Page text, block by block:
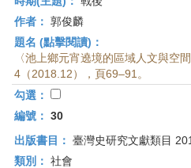
作者： 郭俊麟
題名 (點擊閱讀)：
〈池上鄉元宵遶境的區域人文與空
4（2018.12），頁69–91。
勾選：
編號： 30
出版書目： 臺灣史研究文獻類目
類別： 社會